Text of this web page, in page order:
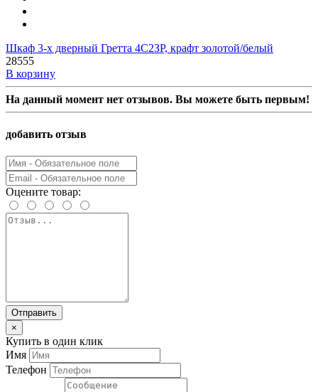
Шкаф 3-х дверный Гретта 4С2ЗР, крафт золотой/белый
28555
В корзину
На данный момент нет отзывов. Вы можете быть первым!
добавить отзыв
Оцените товар:
Отправить
×
Купить в один клик
Имя
Телефон